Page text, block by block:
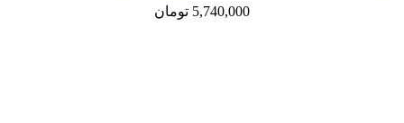
5,740,000 تومان